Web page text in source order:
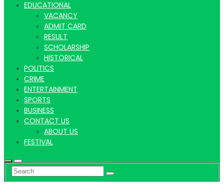
Latest
Hindi
News
EDUCATIONAL
VACANCY
ADMIT CARD
RESULT
SCHOLARSHIP
HISTORICAL
POLITICS
CRIME
ENTERTAINMENT
SPORTS
BUSINESS
CONTACT US
ABOUT US
FESTIVAL